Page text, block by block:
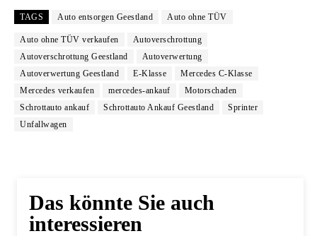
TAGS Auto entsorgen Geestland Auto ohne TÜV
Auto ohne TÜV verkaufen
Autoverschrottung
Autoverschrottung Geestland
Autoverwertung
Autoverwertung Geestland
E-Klasse
Mercedes C-Klasse
Mercedes verkaufen
mercedes-ankauf
Motorschaden
Schrottauto ankauf
Schrottauto Ankauf Geestland
Sprinter
Unfallwagen
Das könnte Sie auch
interessieren